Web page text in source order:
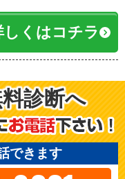
くはコチラ
診断へ
できます